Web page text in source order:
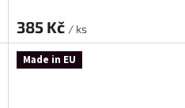
385 Kč / ks
Made in EU